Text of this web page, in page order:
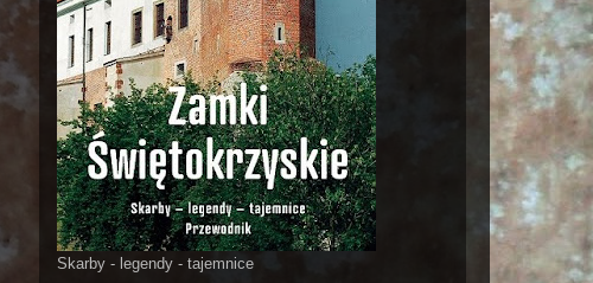
Skarby - legendy - tajemnice